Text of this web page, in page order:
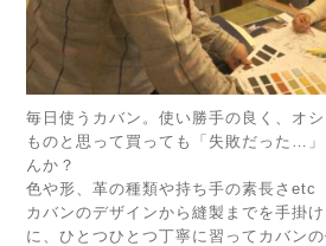
毎日使うカバン。使い勝手の良く、オ
ものと思って買っても「失敗だった…
んか？
色や形、革の種類や持ち手の素長さetc
カバンのデザインから縫製までを手掛
に、ひとつひとつ丁寧に習ってカバン